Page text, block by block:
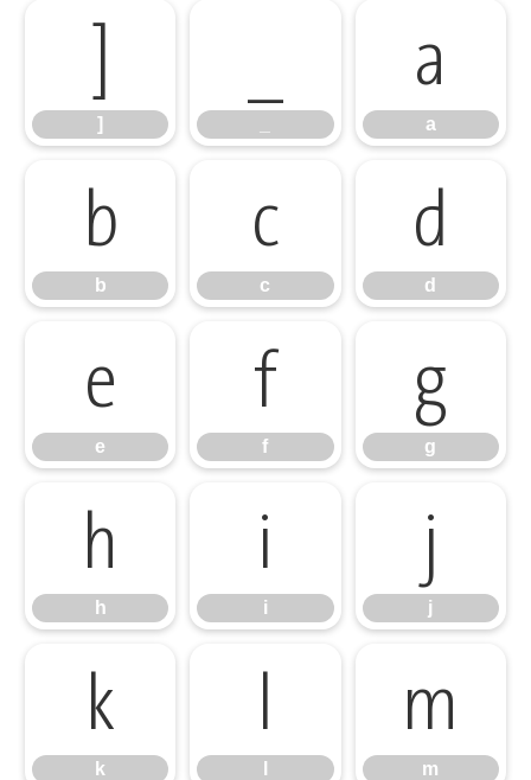
]
]
a
a
b
b
c
c
d
d
e
e
f
f
g
g
h
h
i
i
j
j
k
k
l m
m